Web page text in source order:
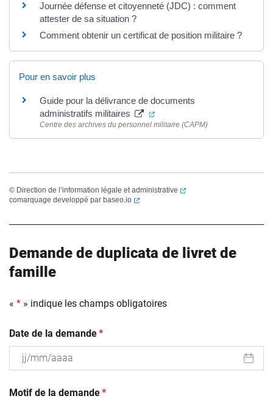
Journée défense et citoyenneté (JDC) : comment
attester de sa situation ?
Comment obtenir un certificat de position militaire ?
Pour en savoir plus
Guide pour la délivrance de documents
administratifs militaires
(ouverture dans un nouvel
Centre des archives du personnel militaire (CAPM)
© Direction de l’information légale et administrative
(ouverture dans un
comarquage developpé par baseo.io (ouverture dans un nouvel onglet)
Demande de duplicata de livret de
famille
« * » indique les champs obligatoires
Date de la demande(obligatoire)
*
slash
Motif de la demande(obligatoire)
*